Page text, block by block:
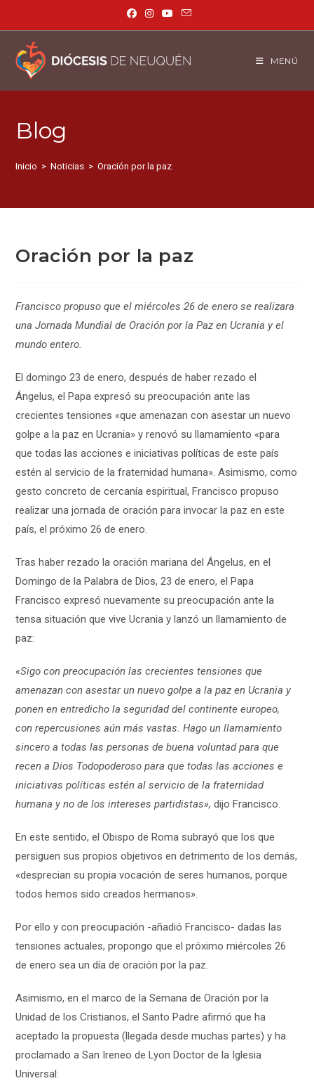
MENÚ
Blog
Inicio > Noticias > Oración por la paz
Oración por la paz
Francisco propuso que el miércoles 26 de enero se realizara
una Jornada Mundial de Oración por la Paz en Ucrania y el
mundo entero.
El domingo 23 de enero, después de haber rezado el
Ángelus, el Papa expresó su preocupación ante las
crecientes tensiones «que amenazan con asestar un nuevo
golpe a la paz en Ucrania» y renovó su llamamiento «para
que todas las acciones e iniciativas políticas de este país
estén al servicio de la fraternidad humana». Asimismo, como
gesto concreto de cercanía espiritual, Francisco propuso
realizar una jornada de oración para invocar la paz en este
país, el próximo 26 de enero.
Tras haber rezado la oración mariana del Ángelus, en el
Domingo de la Palabra de Dios, 23 de enero, el Papa
Francisco expresó nuevamente su preocupación ante la
tensa situación que vive Ucrania y lanzó un llamamiento de
paz:
«Sigo con preocupación las crecientes tensiones que
amenazan con asestar un nuevo golpe a la paz en Ucrania y
ponen en entredicho la seguridad del continente europeo,
con repercusiones aún más vastas. Hago un llamamiento
sincero a todas las personas de buena voluntad para que
recen a Dios Todopoderoso para que todas las acciones e
iniciativas políticas estén al servicio de la fraternidad
humana y no de los intereses partidistas»,dijo Francisco.
En este sentido, el Obispo de Roma subrayó que los que
persiguen sus propios objetivos en detrimento de los demás,
«desprecian su propia vocación de seres humanos, porque
todos hemos sido creados hermanos».
Por ello y con preocupación -añadió Francisco- dadas las
tensiones actuales, propongo que el próximo miércoles 26
de enero sea un día de oración por la paz.
Asimismo, en el marco de la Semana de Oración por la
Unidad de los Cristianos, el Santo Padre afirmó que ha
aceptado la propuesta (llegada desde muchas partes) y ha
proclamado a San Ireneo de Lyon Doctor de la Iglesia
Universal: